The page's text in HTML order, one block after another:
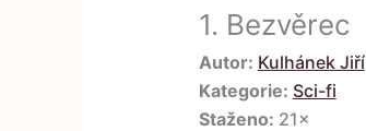
1. Bezvěrec
Autor: Kulhánek Jiří
Kategorie: Sci-fi
Staženo: 21×